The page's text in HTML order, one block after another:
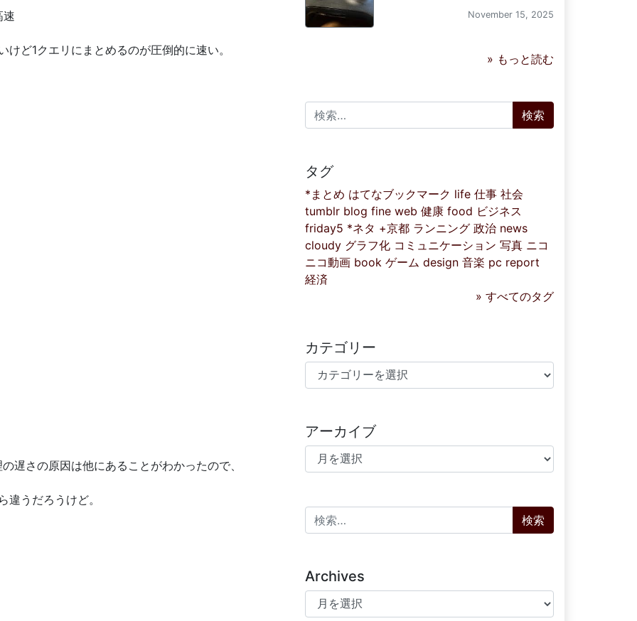
速
ど1クエリにまとめるのが圧倒的に速い。
遅さの原因は他にあることがわかったので、
うだろうけど。
November 15, 2025
» もっと読む
検索:
タグ
*まとめ はてなブックマーク life 仕事 社会
tumblr blog fine web 健康 food ビジネス
friday5 *ネタ +京都 ランニング 政治 news
cloudy グラフ化 コミュニケーション 写真 ニコ
ニコ動画 book ゲーム design 音楽 pc report
経済
» すべてのタグ
カテゴリー
カテゴリー
アーカイブ
アーカイブ
検索:
Archives
Archives